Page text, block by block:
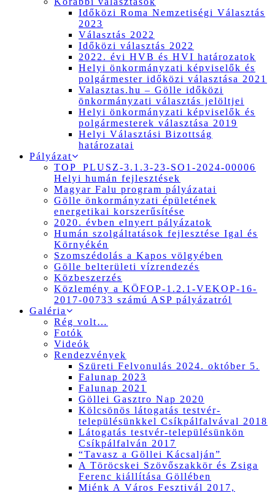
Időközi Roma Nemzetiségi Választás
2023
Választás 2022
Időközi választás 2022
2022. évi HVB és HVI határozatok
Helyi önkormányzati képviselők és
polgármester időközi választása 2021
Valasztas.hu – Gölle időközi
önkormányzati választás jelöltjei
Helyi önkormányzati képviselők és
polgármesterek választása 2019
Helyi Választási Bizottság
határozatai
Pályázat
TOP_PLUSZ-3.1.3-23-SO1-2024-00006
Helyi humán fejlesztések
Magyar Falu program pályázatai
Gölle önkormányzati épületének
energetikai korszerűsítése
2020. évben elnyert pályázatok
Humán szolgáltatások fejlesztése Igal és
Környékén
Szomszédolás a Kapos völgyében
Gölle belterületi vízrendezés
Közbeszerzés
Közlemény a KÖFOP-1.2.1-VEKOP-16-
2017-00733 számú ASP pályázatról
Galéria
Rég volt…
Fotók
Videók
Rendezvények
Szüreti Felvonulás 2024. október 5.
Falunap 2023
Falunap 2021
Göllei Gasztro Nap 2020
Kölcsönös látogatás testvér-
településünkkel Csíkpálfalvával 2018
Látogatás testvér-településünkön
Csíkpálfalván 2017
“Tavasz a Göllei Kácsalján”
A Töröcskei Szövőszakkör és Zsiga
Ferenc kiállítása Göllében
Miénk A Város Fesztivál 2017,